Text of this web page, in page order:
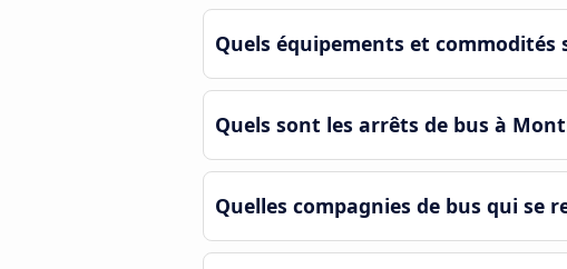
Quels équipements et
Quels sont les arrêts de bus à
Quelles compagnies de bus qui se